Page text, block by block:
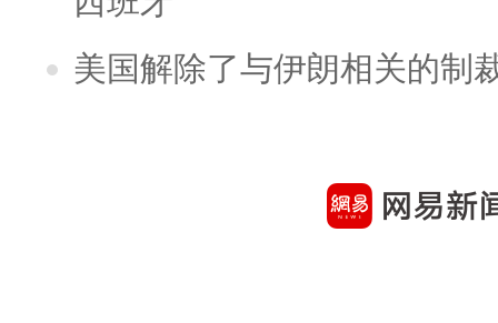
美国解除了与伊朗相关的制